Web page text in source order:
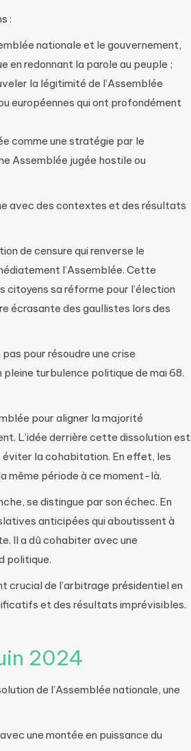
:
nationale et le gouvernement,
en redonnant la parole au peuple ;
la légitimité de l’Assemblée
européennes qui ont profondément
comme une stratégie par le
Assemblée jugée hostile ou
avec des contextes et des résultats
de censure qui renverse le
l’Assemblée. Cette
sa réforme pour l’élection
écrasante des gaullistes lors des
pour résoudre une crise
turbulence politique de mai 68.
pour aligner la majorité
L’idée derrière cette dissolution est
la cohabitation. En effet, les
même période à ce moment-là.
se distingue par son échec. En
anticipées qui aboutissent à
Il a dû cohabiter avec une
politique.
crucial de l’arbitrage présidentiel en
et des résultats imprévisibles.
2024
de l’Assemblée nationale, une
une montée en puissance du